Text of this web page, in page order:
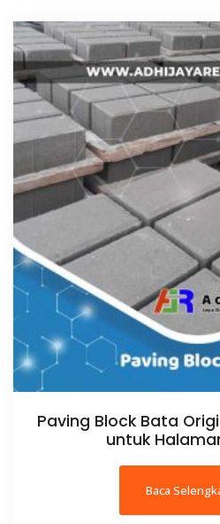
Paving Block Bata
untuk
Baca